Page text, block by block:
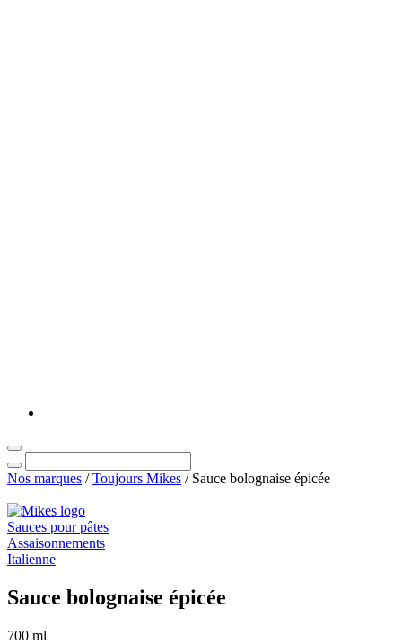
Nos marques /Toujours Mikes / Sauce bolognaise épicée
Sauces pour pâtes
Assaisonnements
Italienne
Sauce bolognaise épicée
700 ml